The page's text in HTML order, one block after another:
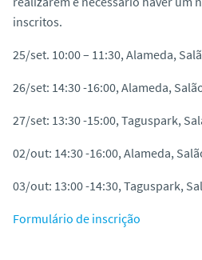
inscritos.
25/set. 10:00 – 11:30, Alameda,
26/set: 14:30 -16:00, Alameda,
27/set: 13:30 -15:00, Taguspark,
02/out: 14:30 -16:00, Alameda,
03/out: 13:00 -14:30, Taguspark,
Formulário de inscrição